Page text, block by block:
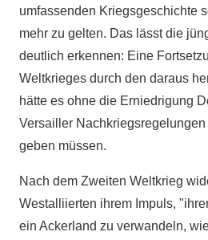
umfassenden Kriegsgeschichte
mehr zu gelten. Das lässt die
deutlich erkennen: Eine
Weltkrieges durch den daraus
hätte es ohne die Erniedrigung
Versailler
geben müssen.
Nach dem Zweiten Weltkrieg
Westalliierten ihrem Impuls,
ein Ackerland zu verwandeln,